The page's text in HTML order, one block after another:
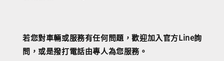
若您對車輛或服務有任何問題，歡迎加入官方Line詢
問，或是撥打電話由專人為您服務。